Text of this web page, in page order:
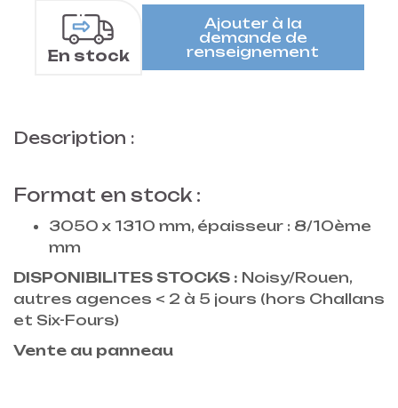
En stock
Ajouter à la
demande de
renseignement
Description :
Format en stock :
3050 x 1310 mm, épaisseur : 8/10ème
mm
DISPONIBILITES STOCKS : Noisy/Rouen,
autres agences < 2 à 5 jours (hors Challans
et Six-Fours)
Vente au panneau